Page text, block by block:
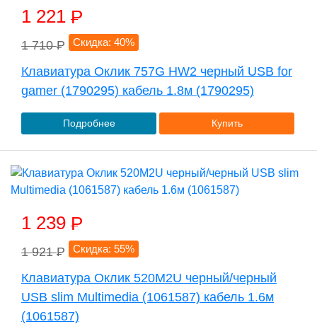
1 221 P
1 710P Скидка: 40%
Клавиатура Оклик 757G HW2 черный USB for
gamer (1790295) кабель 1.8м (1790295)
Подробнее Купить
1 239 P
1 921P Скидка: 55%
Клавиатура Оклик 520M2U черный/черный
USB slim Multimedia (1061587) кабель 1.6м
(1061587)